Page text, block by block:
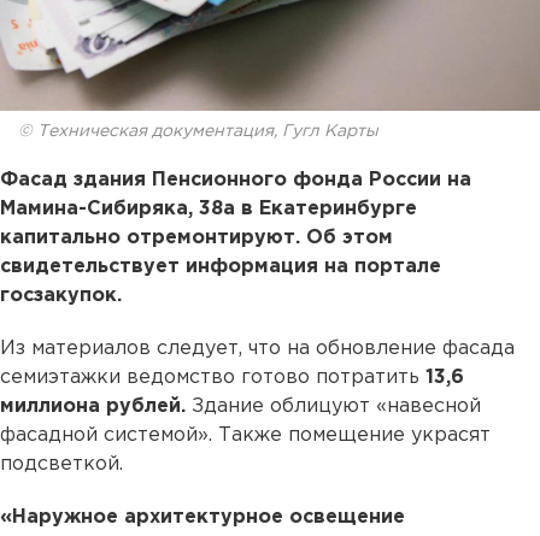
© Техническая документация, Гугл Карты
Фасад здания Пенсионного фонда России на
Мамина-Сибиряка, 38а в Екатеринбурге
капитально отремонтируют. Об этом
свидетельствует информация на портале
госзакупок.
Из материалов следует, что на обновление фасада
семиэтажки ведомство готово потратить 13,6
миллиона рублей. Здание облицуют «навесной
фасадной системой». Также помещение украсят
подсветкой.
«Наружное архитектурное освещение